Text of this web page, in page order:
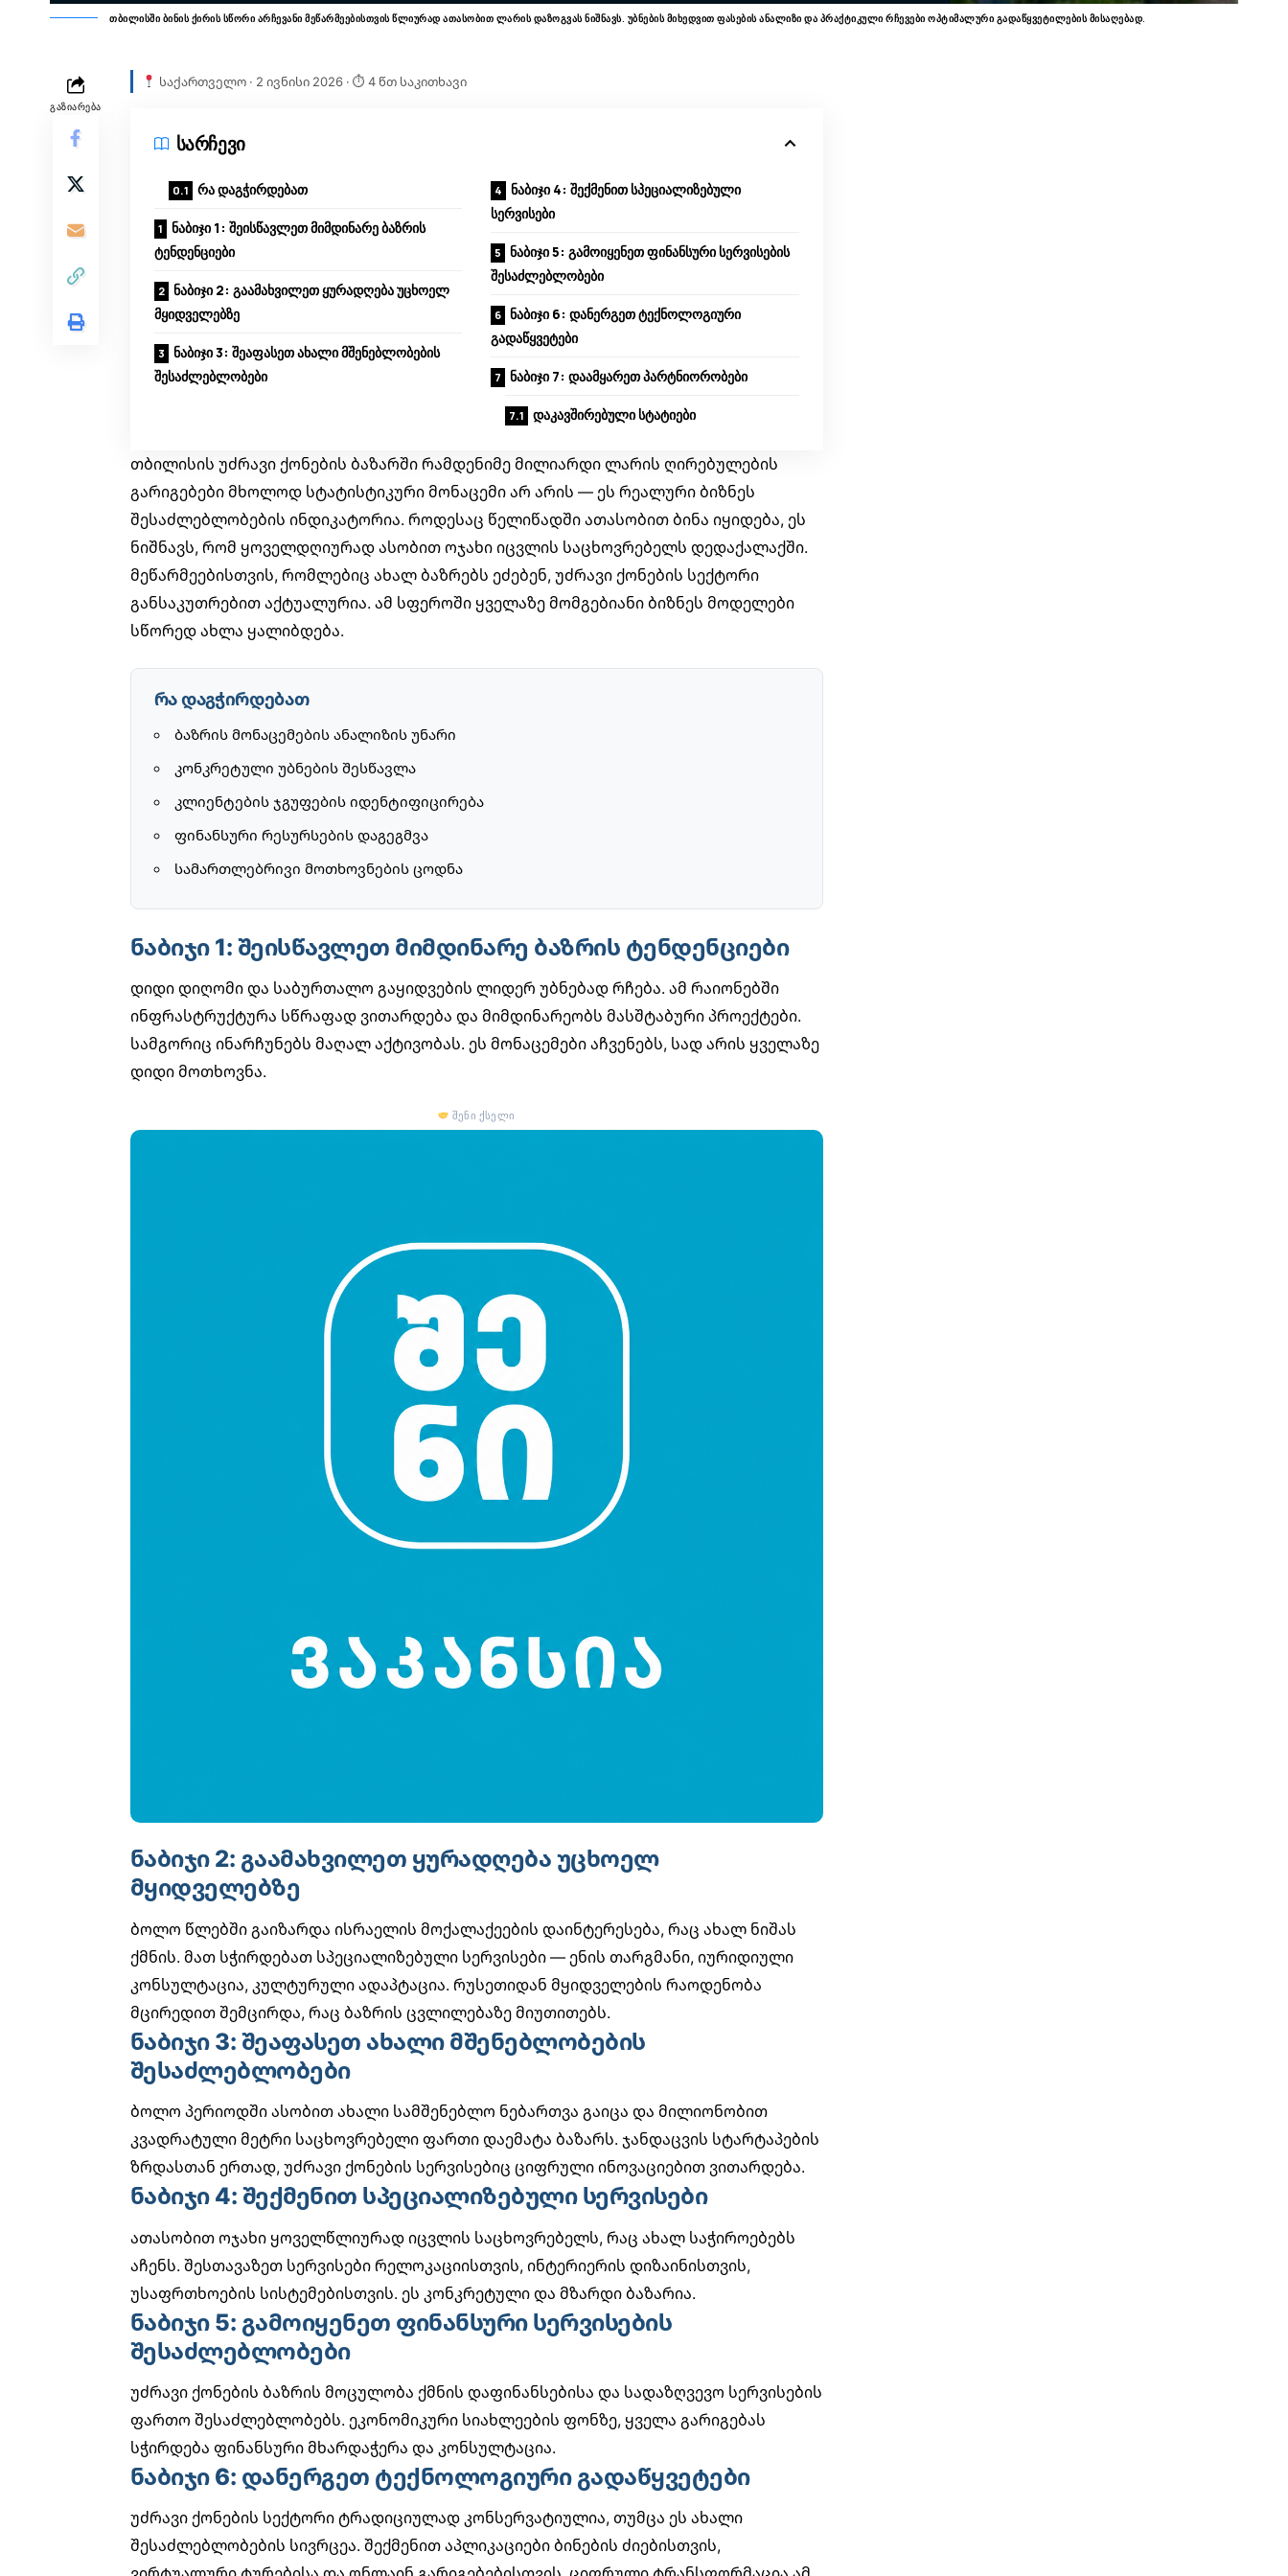
თბილისში ბინის ქირის სწორი არჩევანი მეწარმეებისთვის წლიურად ათასობით ლარის დაზოგვას ნიშნავს. უბნების მიხედვით ფასების ანალიზი და პრაქტიკული რჩევები ოპტიმალური გადაწყვეტილების მისაღებად.
ᲒᲐᲖᲘᲐᲠᲔᲑᲐ
საქართველო · 2 ივნისი 2026 · ⏱ 4 წთ საკითხავი
სარჩევი
რა დაგჭირდებათ
ნაბიჯი 1: შეისწავლეთ მიმდინარე ბაზრის
ტენდენციები
ნაბიჯი 2: გაამახვილეთ ყურადღება უცხოელ
მყიდველებზე
ნაბიჯი 3: შეაფასეთ ახალი მშენებლობების
შესაძლებლობები
ნაბიჯი 4: შექმენით სპეციალიზებული
სერვისები
ნაბიჯი 5: გამოიყენეთ ფინანსური სერვისების
შესაძლებლობები
ნაბიჯი 6: დანერგეთ ტექნოლოგიური
გადაწყვეტები
ნაბიჯი 7: დაამყარეთ პარტნიორობები
დაკავშირებული სტატიები
თბილისის უძრავი ქონების ბაზარში რამდენიმე მილიარდი ლარის ღირებულების
გარიგებები მხოლოდ სტატისტიკური მონაცემი არ არის — ეს რეალური ბიზნეს
შესაძლებლობების ინდიკატორია. როდესაც წელიწადში ათასობით ბინა იყიდება, ეს
ნიშნავს, რომ ყოველდღიურად ასობით ოჯახი იცვლის საცხოვრებელს დედაქალაქში.
მეწარმეებისთვის, რომლებიც ახალ ბაზრებს ეძებენ, უძრავი ქონების სექტორი
განსაკუთრებით აქტუალურია. ამ სფეროში ყველაზე მომგებიანი ბიზნეს მოდელები
სწორედ ახლა ყალიბდება.
რა დაგჭირდებათ
ბაზრის მონაცემების ანალიზის უნარი
კონკრეტული უბნების შესწავლა
კლიენტების ჯგუფების იდენტიფიცირება
ფინანსური რესურსების დაგეგმვა
სამართლებრივი მოთხოვნების ცოდნა
ნაბიჯი 1: შეისწავლეთ მიმდინარე ბაზრის ტენდენციები
დიდი დიღომი და საბურთალო გაყიდვების ლიდერ უბნებად რჩება. ამ რაიონებში
ინფრასტრუქტურა სწრაფად ვითარდება და მიმდინარეობს მასშტაბური პროექტები.
სამგორიც ინარჩუნებს მაღალ აქტივობას. ეს მონაცემები აჩვენებს, სად არის ყველაზე
დიდი მოთხოვნა.
შენი ქსელი
ნაბიჯი 2: გაამახვილეთ ყურადღება უცხოელ
მყიდველებზე
ბოლო წლებში გაიზარდა ისრაელის მოქალაქეების დაინტერესება, რაც ახალ ნიშას
ქმნის. მათ სჭირდებათ სპეციალიზებული სერვისები — ენის თარგმანი, იურიდიული
კონსულტაცია, კულტურული ადაპტაცია. რუსეთიდან მყიდველების რაოდენობა
მცირედით შემცირდა, რაც ბაზრის ცვლილებაზე მიუთითებს.
ნაბიჯი 3: შეაფასეთ ახალი მშენებლობების
შესაძლებლობები
ბოლო პერიოდში ასობით ახალი სამშენებლო ნებართვა გაიცა და მილიონობით
კვადრატული მეტრი საცხოვრებელი ფართი დაემატა ბაზარს. ჯანდაცვის სტარტაპების
ზრდასთან ერთად, უძრავი ქონების სერვისებიც ციფრული ინოვაციებით ვითარდება.
ნაბიჯი 4: შექმენით სპეციალიზებული სერვისები
ათასობით ოჯახი ყოველწლიურად იცვლის საცხოვრებელს, რაც ახალ საჭიროებებს
აჩენს. შესთავაზეთ სერვისები რელოკაციისთვის, ინტერიერის დიზაინისთვის,
უსაფრთხოების სისტემებისთვის. ეს კონკრეტული და მზარდი ბაზარია.
ნაბიჯი 5: გამოიყენეთ ფინანსური სერვისების
შესაძლებლობები
უძრავი ქონების ბაზრის მოცულობა ქმნის დაფინანსებისა და სადაზღვევო სერვისების
ფართო შესაძლებლობებს. ეკონომიკური სიახლეების ფონზე, ყველა გარიგებას
სჭირდება ფინანსური მხარდაჭერა და კონსულტაცია.
ნაბიჯი 6: დანერგეთ ტექნოლოგიური გადაწყვეტები
უძრავი ქონების სექტორი ტრადიციულად კონსერვატიულია, თუმცა ეს ახალი
შესაძლებლობების სივრცეა. შექმენით აპლიკაციები ბინების ძიებისთვის,